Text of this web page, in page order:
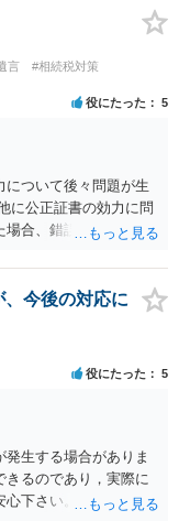
言
#相続税対策
役にたった 5
について後々問題が生
に公正証書の効力に問
場合、錯誤（勘違い）
数十万円程度になるケ
とに異なりますので一
今後の対応に
役にたった 5
生する場合がありま
きるのであり，実際に
下さい。